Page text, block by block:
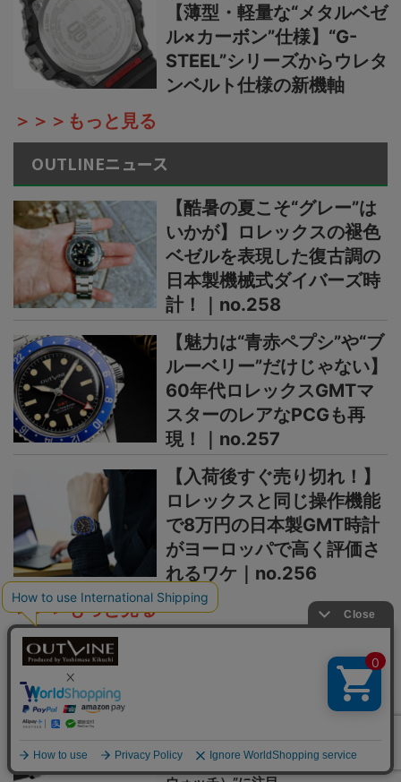
【薄型・軽量な“メタルベゼ
ル×カーボン”仕様】“G-
STEEL”シリーズからウレタ
ンベルト仕様の新機軸
＞＞＞もっと見る
OUTLINEニュース
【酷暑の夏こそ“グレー”は
いかが】ロレックスの褪色
ベゼルを表現した復古調の
日本製機械式ダイバーズ時
計！｜no.258
【魅力は“青赤ペプシ”や“ブ
ルーベリー”だけじゃない】
60年代ロレックスGMTマ
スターのレアなPCGも再
現！｜no.257
【入荷後すぐ売り切れ！】
ロレックスと同じ操作機能
で8万円の日本製GMT時計
がヨーロッパで高く評価さ
れるワケ｜no.256
＞＞＞もっと見る
日本未上陸ブランド
まるで夜空、パープルの多層文字盤
鋭“Metrical Watch（メトリカル・